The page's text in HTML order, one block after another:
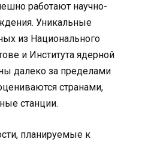
работают научно-
Уникальные
из Национального
и Института ядерной
далеко за пределами
странами,
станции.
планируемые к